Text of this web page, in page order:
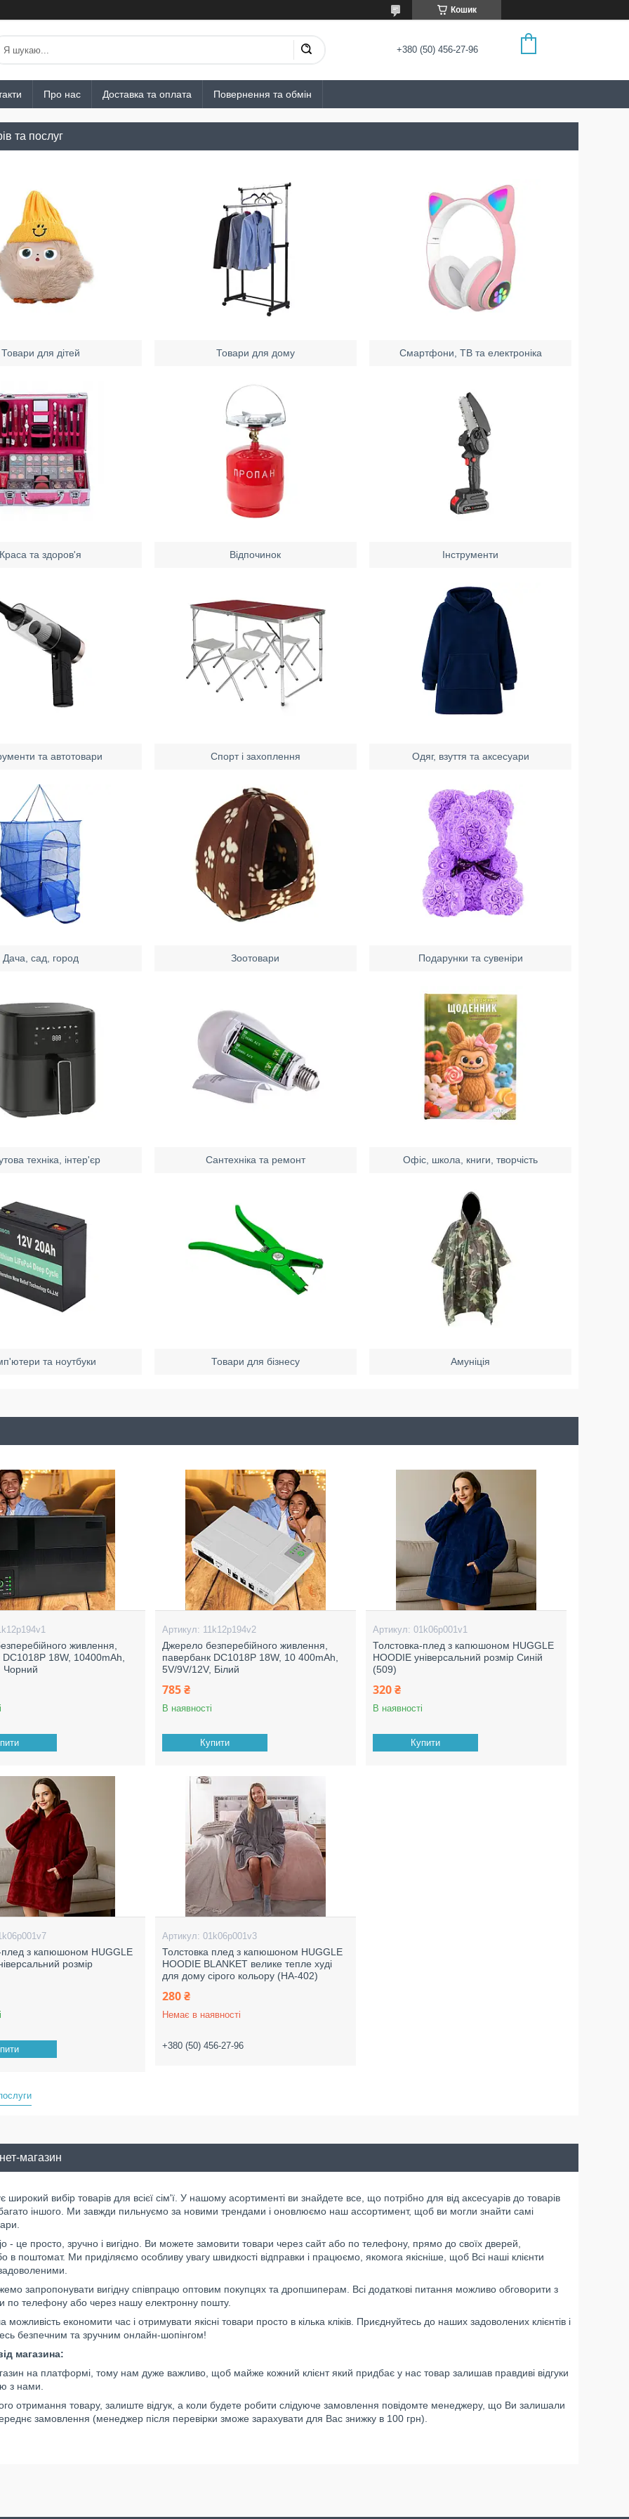
Кошик
+380 (50) 456-27-96
Про нас Доставка та оплата Повернення та обмін
та послуг
Товари для дітей Товари для дому Смартфони, ТВ та електроніка
Краса та здоров'я Відпочинок Інструменти
та автотовари Спорт і захоплення Одяг, взуття та аксесуари
Дача, сад, город Зоотовари Подарунки та сувеніри
техніка, інтер'єр Сантехніка та ремонт Офіс, школа, книги, творчість
та ноутбуки Товари для бізнесу Амуніція
живлення,
18W, 10400mAh,
Чорний
11k12p194v2
Джерело безперебійного живлення,
павербанк DC1018P 18W, 10 400mAh,
5V/9V/12V, Білий
785 ₴
В наявності
Купити
01k06p001v1
Толстовка-плед з капюшоном HUGGLE
HOODIE універсальний розмір Синій
(509)
320 ₴
В наявності
Купити
плед з капюшоном HUGGLE
розмір
01k06p001v3
Толстовка плед з капюшоном HUGGLE
HOODIE BLANKET велике тепле худі
для дому сірого кольору (HA-402)
280 ₴
Немає в наявності
+380 (50) 456-27-96
магазин
широкий вибір товарів для всієї сім'ї. У нашому асортименті ви знайдете все, що потрібно для від аксесуарів до товарів
іншого. Ми завжди пильнуємо за новими трендами і оновлюємо наш ассортимент, щоб ви могли знайти самі
- це просто, зручно і вигідно. Ви можете замовити товари через сайт або по телефону, прямо до своїх дверей,
в поштомат. Ми приділяємо особливу увагу швидкості відправки і працюємо, якомога якісніше, щоб Всі наші клієнти
запропонувати вигідну співпрацю оптовим покупцях та дропшиперам. Всі додаткові питання можливо обговорити з
по телефону або через нашу електронну пошту.
економити час і отримувати якісні товари просто в кілька кліків. Приєднуйтесь до наших задоволених клієнтів і
безпечним та зручним онлайн-шопінгом!
магазина:
на платформі, тому нам дуже важливо, щоб майже кожний клієнт який придбає у нас товар залишав правдиві відгуки
з нами.
отримання товару, залиште відгук, а коли будете робити слідуюче замовлення повідомте менеджеру, що Ви залишали
замовлення (менеджер після перевірки зможе зарахувати для Вас знижку в 100 грн).